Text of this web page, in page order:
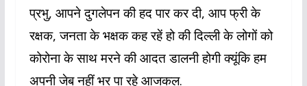
प्रभु, आपने दुगलेपन की हद पार कर दी, आप फ्री के
रक्षक, जनता के भक्षक कह रहें हो की दिल्ली के लोगों को
कोरोना के साथ मरने की आदत डालनी होगी क्यूंकि हम
अपनी जेब नहीं भर पा रहे आजकल.